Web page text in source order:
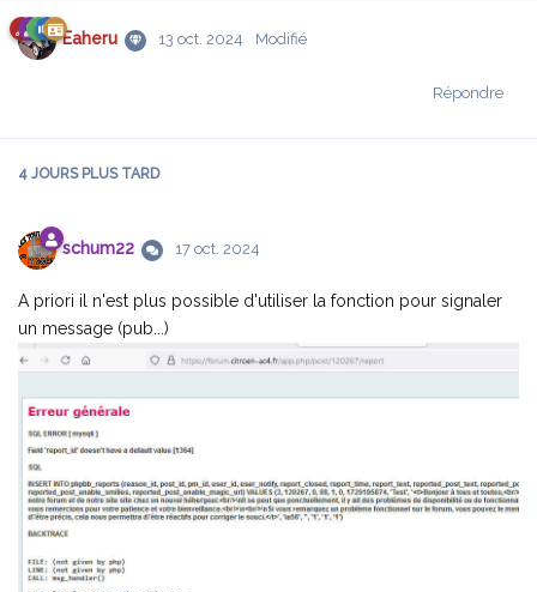
Eaheru 13 oct. 2024 Modifié
Répondre
4 JOURSPLUS TARD
schum22 17 oct. 2024
A priori il n'est plus possible d'utiliser la fonction pour signaler
un message (pub...)